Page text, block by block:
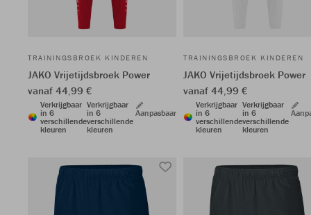
TRAININGSBROEK KINDEREN
JAKO Vrijetijdsbroek Power
vanaf 44,99 €
Verkrijgbaar
in 6
verschillende
kleuren
Verkrijgbaar
in 6
verschillende
kleuren
Aanpasbaar
TRAININGSBROEK KINDEREN
JAKO Vrijetijdsbroek Power
vanaf 44,99 €
Verkrijgbaar
in 6
verschillende
kleuren
Verkrijgbaar
in 6
verschillende
kleuren